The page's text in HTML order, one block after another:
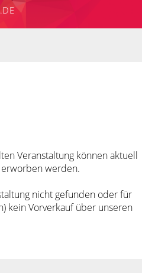
.DE
Veranstaltung können aktuell
werden.
nicht gefunden oder für
kein Vorverkauf über unseren